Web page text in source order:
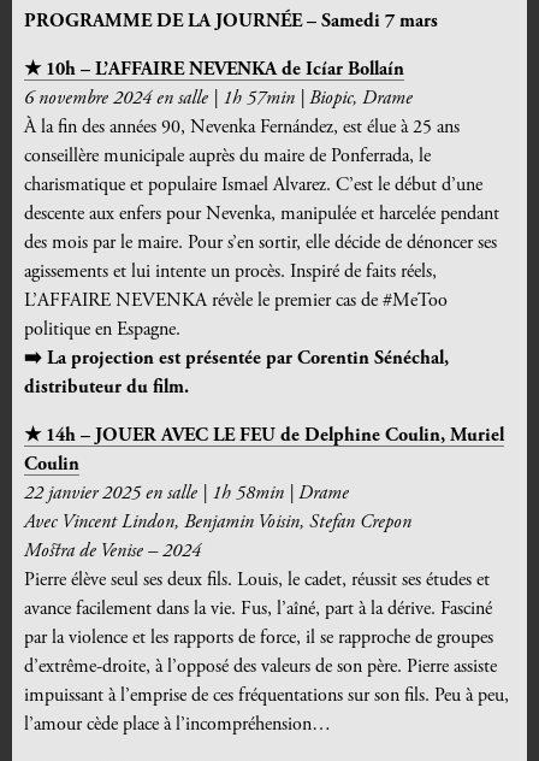
PROGRAMME DE LA JOURNÉE – Samedi 7 mars
★ 10h – L’AFFAIRE NEVENKA de Icíar Bollaín
6 novembre 2024 en salle 1h 57min
Biopic, Drame
À la fin des années 90, Nevenka Fernández, est élue à 25 ans
conseillère municipale auprès du maire de Ponferrada, le
charismatique et populaire Ismael Alvarez. C’est le début d’une
descente aux enfers pour Nevenka, manipulée et harcelée pendant
des mois par le maire. Pour s’en sortir, elle décide de dénoncer ses
agissements et lui intente un procès. Inspiré de faits réels,
L’AFFAIRE NEVENKA révèle le premier cas de #MeToo
politique en Espagne.
➡️ La projection est présentée par Corentin Sénéchal,
distributeur du film.
★ 14h – JOUER AVEC LE FEU de Delphine Coulin, Muriel
Coulin
22 janvier 2025en salle 1h 58min
Drame
Avec Vincent Lindon, Benjamin Voisin, Stefan Crepon
Mostra de Venise – 2024
Pierre élève seul ses deux fils. Louis, le cadet, réussit ses études et
avance facilement dans la vie. Fus, l’aîné, part à la dérive. Fasciné
par la violence et les rapports de force, il se rapproche de groupes
d’extrême-droite, à l’opposé des valeurs de son père. Pierre assiste
impuissant à l’emprise de ces fréquentations sur son fils. Peu à peu,
l’amour cède place à l’incompréhension…